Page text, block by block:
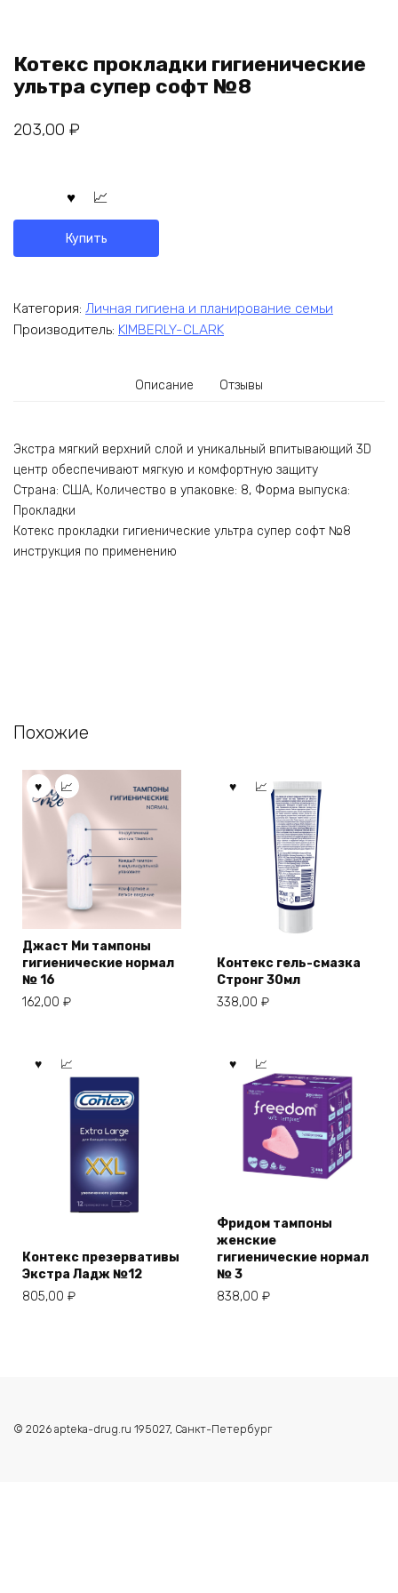
Котекс прокладки гигиенические
ультра супер софт №8
203,00 ₽
Купить
Категория: Личная гигиена и планирование семьи
Производитель: KIMBERLY-CLARK
Описание Отзывы
Экстра мягкий верхний слой и уникальный впитывающий 3D
центр обеспечивают мягкую и комфортную защиту
Страна: США, Количество в упаковке: 8, Форма выпуска:
Прокладки
Котекс прокладки гигиенические ультра супер софт №8
инструкция по применению
Похожие
Джаст Ми тампоны
гигиенические нормал
№ 16
162,00 ₽
Контекс гель-смазка
Стронг 30мл
338,00 ₽
Контекс презервативы
Экстра Ладж №12
805,00 ₽
Фридом тампоны
женские
гигиенические нормал
№ 3
838,00 ₽
© 2026 apteka-drug.ru 195027, Санкт-Петербург